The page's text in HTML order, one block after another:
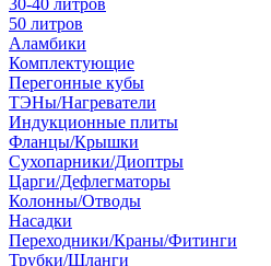
30-40 литров
50 литров
Аламбики
Комплектующие
Перегонные кубы
ТЭНы/Нагреватели
Индукционные плиты
Фланцы/Крышки
Сухопарники/Диоптры
Царги/Дефлегматоры
Колонны/Отводы
Насадки
Переходники/Краны/Фитинги
Трубки/Шланги